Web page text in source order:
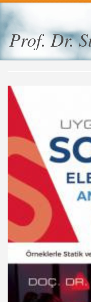
Prof. Dr.